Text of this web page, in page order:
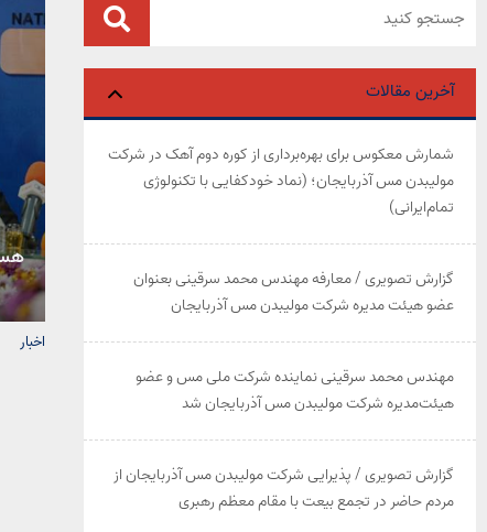
آخرین مقالات
شمارش معکوس برای بهره‌برداری از کوره دوم آهک در شرکت
مولیبدن مس آذربایجان؛ (نماد خودکفایی با تکنولوژی
تمام‌ایرانی)
گزارش تصویری / معارفه مهندس محمد سرقینی بعنوان
عضو هیئت‌ مدیره شرکت مولیبدن مس آذربایجان
مهندس محمد سرقینی نماینده شرکت ملی مس و عضو
هیئت‌مدیره شرکت مولیبدن مس آذربایجان شد
گزارش تصویری / پذیرایی شرکت مولیبدن مس آذربایجان از
مردم حاضر در تجمع بیعت با مقام معظم رهبری
اخبار